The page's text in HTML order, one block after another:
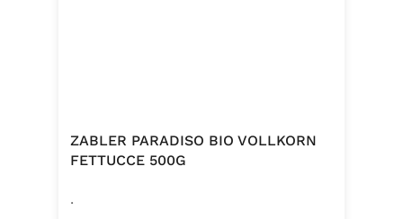
ZABLER PARADISO BIO VOLLKORN
FETTUCCE 500G
.